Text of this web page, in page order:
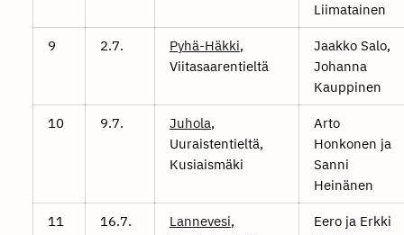
Liimatainen
9 2.7. Pyhä-Häkki,
Viitasaarentieltä
Jaakko Salo,
Johanna
Kauppinen
10 9.7. Juhola,
Uuraistentieltä,
Kusiaismäki
Arto
Honkonen ja
Sanni
Heinänen
11 16.7. Lannevesi,
Eero ja Erkki